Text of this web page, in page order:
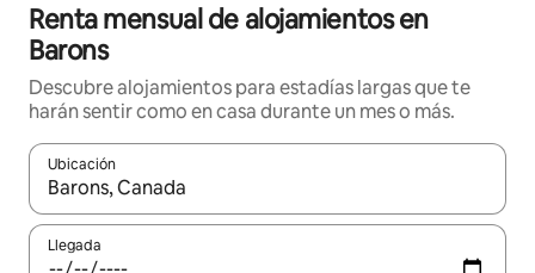
Renta mensual de alojamientos en
Barons
Descubre alojamientos para estadías largas que te
harán sentir como en casa durante un mes o más.
Ubicación
Cuando los resultados estén disponibles, navega con las
Llegada